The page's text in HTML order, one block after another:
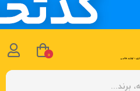
0